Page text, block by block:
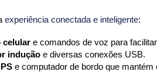
experiência conectada e inteligente:
celular e comandos de voz para
indução e diversas conexões USB.
e computador de bordo que